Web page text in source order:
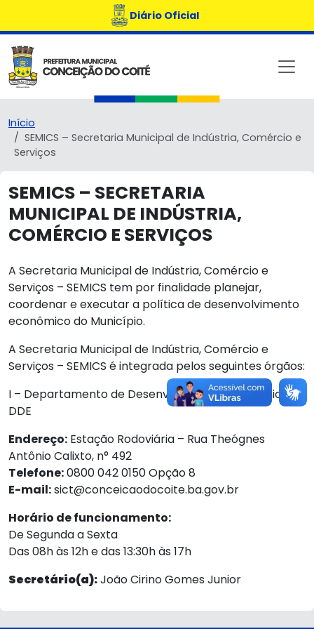
Diário Oficial
Início
SEMICS – Secretaria Municipal de Indústria, Comércio e
Serviços
SEMICS – SECRETARIA
MUNICIPAL DE INDÚSTRIA,
COMÉRCIO E SERVIÇOS
A Secretaria Municipal de Indústria, Comércio e
Serviços – SEMICS tem por finalidade planejar,
coordenar e executar a política de desenvolvimento
econômico do Município.
A Secretaria Municipal de Indústria, Comércio e
Serviços – SEMICS é integrada pelos seguintes órgãos:
I – Departamento de Desenvolvimento Econômico-
DDE
Endereço: Estação Rodoviária – Rua Theógnes
Antônio Calixto, n° 492
Telefone:0800 042 0150 Opção 8
E-mail:sict@conceicaodocoite.ba.gov.br
Horário de funcionamento:
De Segunda a Sexta
Das 08h às 12h e das 13:30h às 17h
Secretário(a):João Cirino Gomes Junior